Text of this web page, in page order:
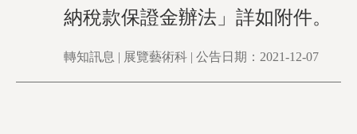
納稅款保證金辦法」詳如附件。
轉知訊息 | 展覽藝術科 | 公告日期：2021-12-07